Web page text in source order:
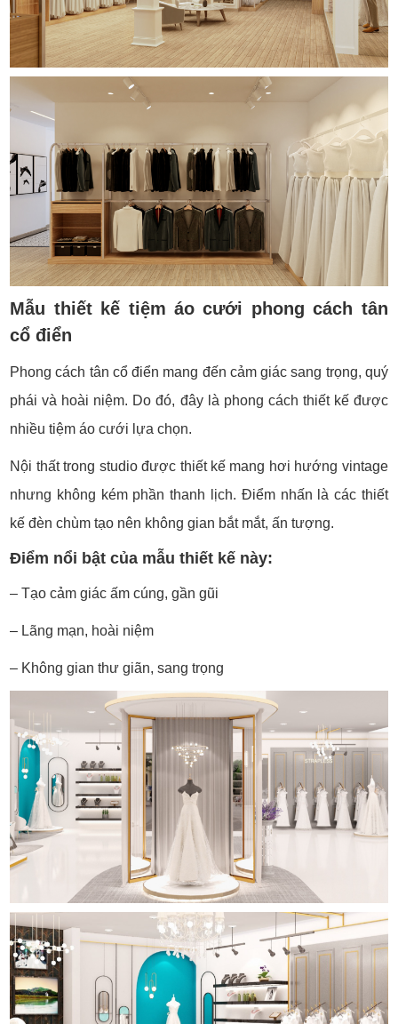
Mẫu thiết kế tiệm áo cưới phong cách tân
cổ điển
Phong cách tân cổ điển mang đến cảm giác sang trọng, quý
phái và hoài niệm. Do đó, đây là phong cách thiết kế được
nhiều tiệm áo cưới lựa chọn.
Nội thất trong studio được thiết kế mang hơi hướng vintage
nhưng không kém phần thanh lịch. Điểm nhấn là các thiết
kế đèn chùm tạo nên không gian bắt mắt, ấn tượng.
Điểm nổi bật của mẫu thiết kế này:
– Tạo cảm giác ấm cúng, gần gũi
– Lãng mạn, hoài niệm
– Không gian thư giãn, sang trọng